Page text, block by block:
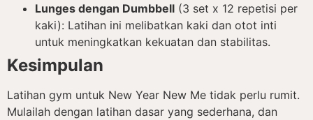
Lunges dengan Dumbbell (3 set x 12 repetisi per
kaki): Latihan ini melibatkan kaki dan otot inti
untuk meningkatkan kekuatan dan stabilitas.
Kesimpulan
Latihan gym untuk New Year New Me tidak perlu rumit.
Mulailah dengan latihan dasar yang sederhana, dan